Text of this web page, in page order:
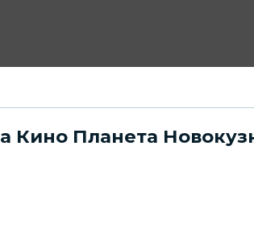
Кино Планета